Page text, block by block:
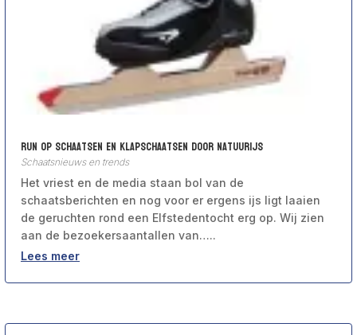
Run op schaatsen en klapschaatsen door natuurijs
Schaatsnieuws en trends
Het vriest en de media staan bol van de
schaatsberichten en nog voor er ergens ijs ligt laaien
de geruchten rond een Elfstedentocht erg op. Wij zien
aan de bezoekersaantallen van…..
Lees meer